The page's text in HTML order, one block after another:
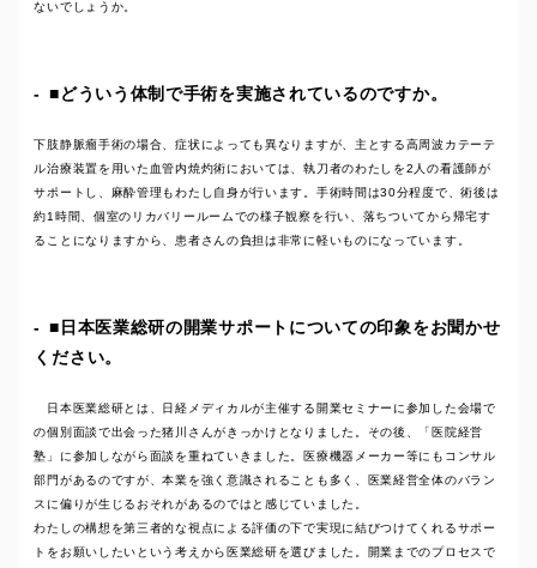
ないでしょうか。
■どういう体制で手術を実施されているのですか。
下肢静脈瘤手術の場合、症状によっても異なりますが、主とする高周波カテーテ
ル治療装置を用いた血管内焼灼術においては、執刀者のわたしを2人の看護師が
サポートし、麻酔管理もわたし自身が行います。手術時間は30分程度で、術後は
約1時間、個室のリカバリールームでの様子観察を行い、落ちついてから帰宅す
ることになりますから、患者さんの負担は非常に軽いものになっています。
■日本医業総研の開業サポートについての印象をお聞かせ
ください。
日本医業総研とは、日経メディカルが主催する開業セミナーに参加した会場で
の個別面談で出会った猪川さんがきっかけとなりました。その後、「医院経営
塾」に参加しながら面談を重ねていきました。医療機器メーカー等にもコンサル
部門があるのですが、本業を強く意識されることも多く、医業経営全体のバラン
スに偏りが生じるおそれがあるのではと感じていました。
わたしの構想を第三者的な視点による評価の下で実現に結びつけてくれるサポー
トをお願いしたいという考えから医業総研を選びました。開業までのプロセスで